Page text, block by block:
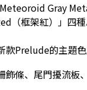
Gray
（框架紅）」四種
Prelude的主題色
條、尾門擾流板